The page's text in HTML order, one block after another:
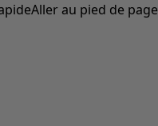
Aller au pied de page